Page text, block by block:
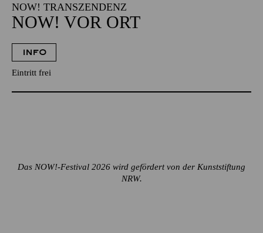
NOW! TRANSZENDENZ
NOW! VOR ORT
INFO
Eintritt frei
Das NOW!-Festival 2026 wird gefördert von der Kunststiftung
NRW.